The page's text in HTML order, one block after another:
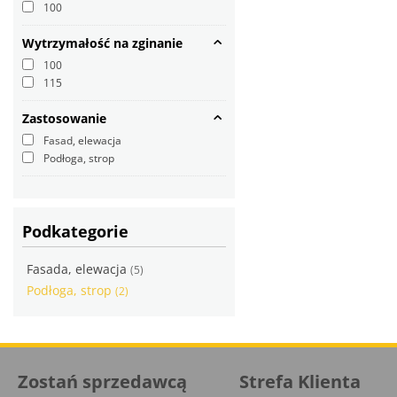
100
Wytrzymałość na zginanie
100
115
Zastosowanie
Fasad, elewacja
Podłoga, strop
Podkategorie
Fasada, elewacja (5)
Podłoga, strop (2)
Zostań sprzedawcą Strefa Klienta